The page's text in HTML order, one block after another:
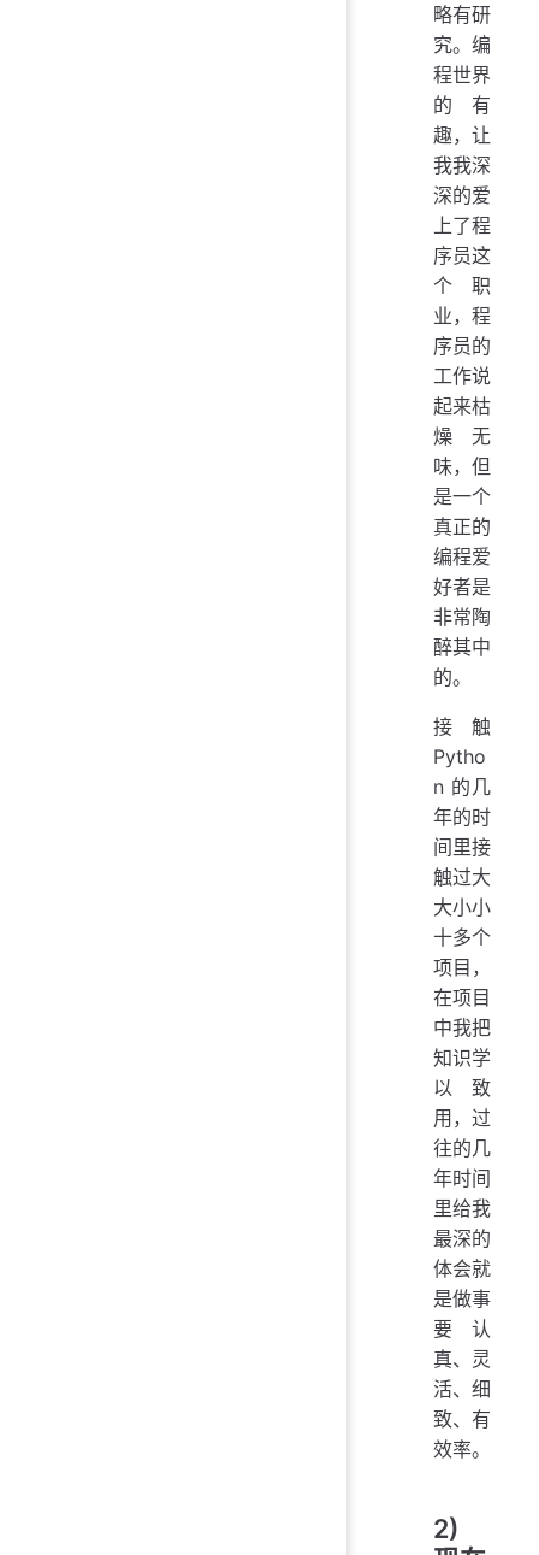
略有研
究。编
程世界
的有
趣，让
我我深
深的爱
上了程
序员这
个职
业，程
序员的
工作说
起来枯
燥无
味，但
是一个
真正的
编程爱
好者是
非常陶
醉其中
的。
接触
Pytho
n 的几
年的时
间里接
触过大
大小小
十多个
项目，
在项目
中我把
知识学
以致
用，过
往的几
年时间
里给我
最深的
体会就
是做事
要认
真、灵
活、细
致、有
效率。
2)